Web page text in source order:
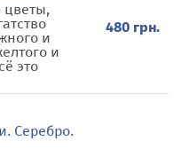
и
и
это
480 грн.
Серебро.